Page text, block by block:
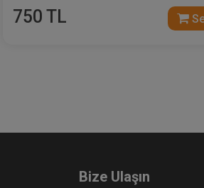
750 TL
Bize Ulaşın